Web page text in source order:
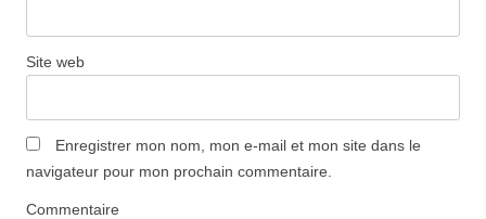
Site web
Enregistrer mon nom, mon e-mail et mon site dans le
navigateur pour mon prochain commentaire.
Commentaire